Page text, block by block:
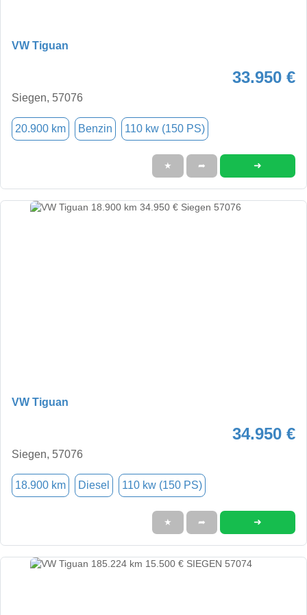
VW Tiguan
33.950 €
Siegen, 57076
20.900 km Benzin 110 kw (150 PS)
★ ➦ ➜
VW Tiguan
34.950 €
Siegen, 57076
18.900 km Diesel 110 kw (150 PS)
★ ➦ ➜